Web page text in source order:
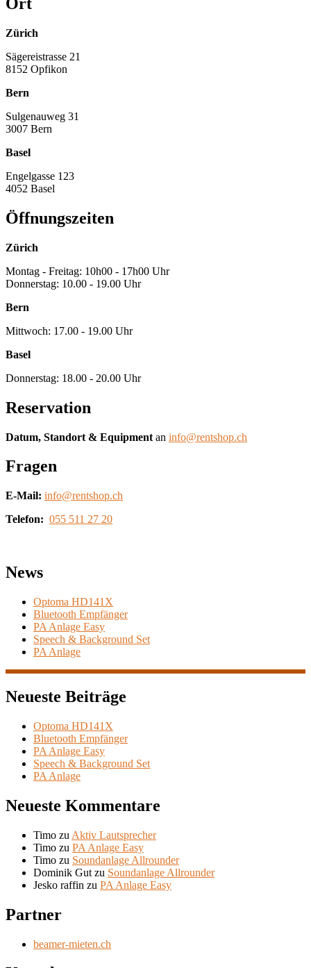
Zürich
Sägereistrasse 21
8152 Opfikon
Bern
Sulgenauweg 31
3007 Bern
Basel
Engelgasse 123
4052 Basel
Öffnungszeiten
Zürich
Montag - Freitag: 10h00 - 17h00 Uhr
Donnerstag: 10.00 - 19.00 Uhr
Bern
Mittwoch: 17.00 - 19.00 Uhr
Basel
Donnerstag: 18.00 - 20.00 Uhr
Reservation
Datum, Standort & Equipment an info@rentshop.ch
Fragen
E-Mail: info@rentshop.ch
Telefon: 055 511 27 20
News
Optoma HD141X
Bluetooth Empfänger
PA Anlage Easy
Speech & Background Set
PA Anlage
Neueste Beiträge
Optoma HD141X
Bluetooth Empfänger
PA Anlage Easy
Speech & Background Set
PA Anlage
Neueste Kommentare
Timo zu Aktiv Lautsprecher
Timo zu PA Anlage Easy
Timo zu Soundanlage Allrounder
Dominik Gut zu Soundanlage Allrounder
Jesko raffin zu PA Anlage Easy
Partner
beamer-mieten.ch